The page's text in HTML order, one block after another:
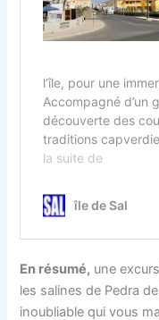
En résumé, une
les salines de Pedra
inoubliable qui vous